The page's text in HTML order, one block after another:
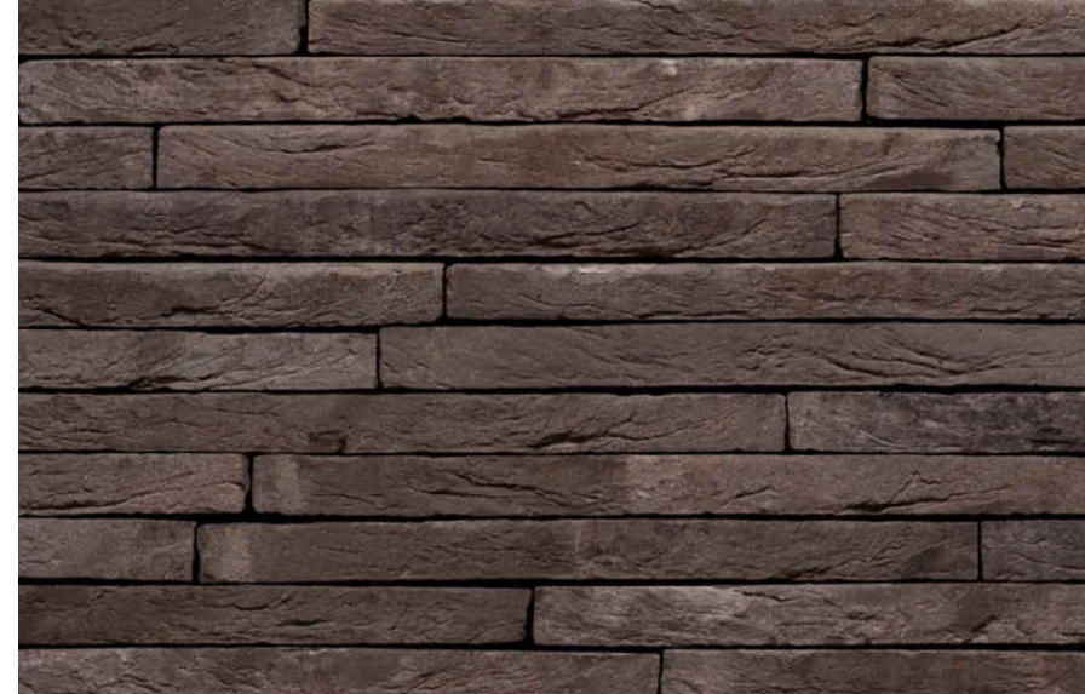
формовки
Рядовой кирпич М-100
Клинкерная плитка
Ступени, крыльцо
Строительные
смеси